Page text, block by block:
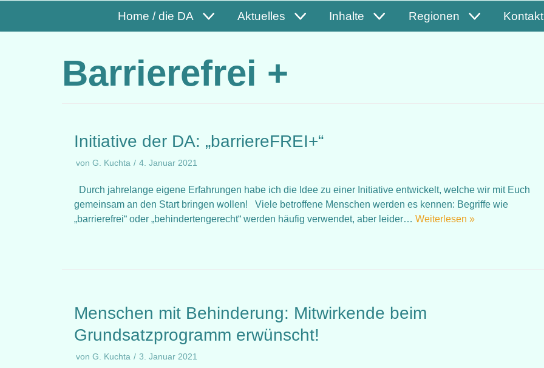
Home / die DA Aktuelles Inhalte Regionen Kontakt
Barrierefrei +
Initiative der DA: „barriereFREI+“
von G. Kuchta 4. Januar 2021
Durch jahrelange eigene Erfahrungen habe ich die Idee zu einer Initiative entwickelt, welche wir mit Euch
gemeinsam an den Start bringen wollen! Viele betroffene Menschen werden es kennen: Begriffe wie
„barrierefrei“ oder „behindertengerecht“ werden häufig verwendet, aber leider… Weiterlesen »
Menschen mit Behinderung: Mitwirkende beim
Grundsatzprogramm erwünscht!
von G. Kuchta 3. Januar 2021